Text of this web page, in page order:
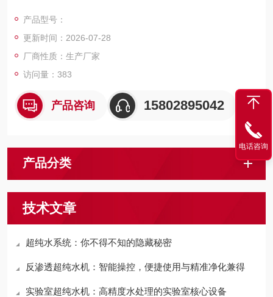
产品型号：
更新时间：2026-07-28
厂商性质：生产厂家
访问量：383
产品咨询 15802895042
产品分类
技术文章
超纯水系统：你不得不知的隐藏秘密
反渗透超纯水机：智能操控，便捷使用与精准净化兼得
实验室超纯水机：高精度水处理的实验室核心设备
电话咨询